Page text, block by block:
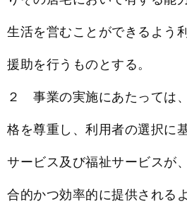
生活を営むことができるよう
援助を行うものとする。
２ 事業の実施にあたっては
格を尊重し、利用者の選択に
サービス及び福祉サービスが
合的かつ効率的に提供される